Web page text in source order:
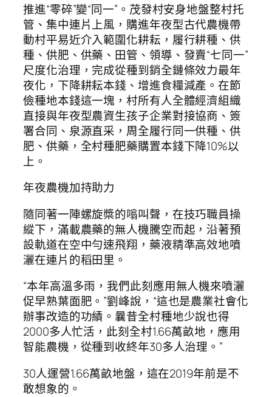
推進“零碎”變“同一”。茂發村安身地盤整村托
管、集中連片上風，購進年夜型古代農機帶
動村平易近介入範圍化耕耘，履行耕種、供
種、供肥、供藥、田管、領導、發賣“七同一”
尺度化治理，完成從種到銷全鏈條效力最年
夜化，下降耕耘本錢、增進食糧減產。在節
儉種地本錢這一塊，村所有人全體經濟組織
直接與年夜型農資生孩子企業對接協商、簽
署合同、泉源直采，周全履行同一供種、供
肥、供藥，全村種肥藥購置本錢下降10%以
上。
年夜農機加持助力
隨同著一陣螺旋槳的嗡叫聲，在技巧職員操
縱下，滿載農藥的無人機騰空而起，沿著預
設軌道在空中勻速飛翔，藥液精準高效地噴
灑在連片的稻田里。
“本年高溫多雨，我們此刻應用無人機來噴灑
促早熟葉面肥。”劉峰說，“這也是農業社會化
辦事改造的功績。曩昔全村種地少說也得
2000多人忙活，此刻全村1.66萬畝地，應用
智能農機，從種到收終年30多人治理。”
30人運營1.66萬畝地盤，這在2019年前是不
敢想象的。